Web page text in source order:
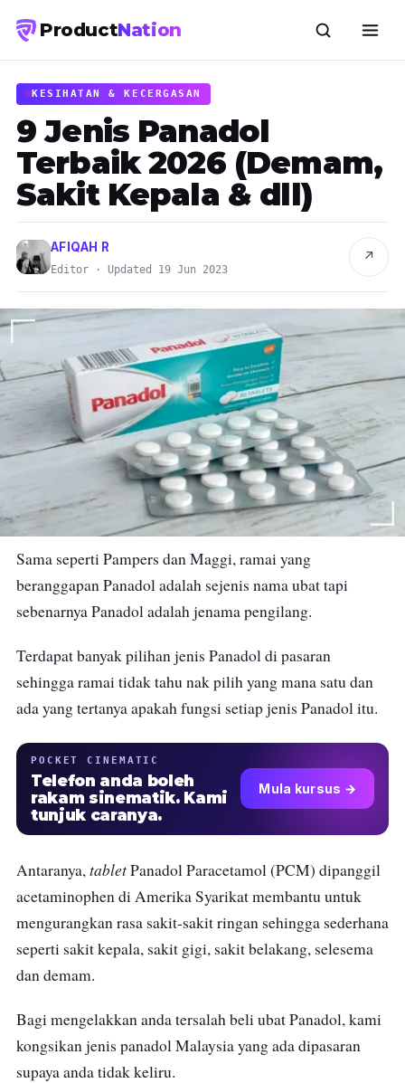
ProductNation
KESIHATAN & KECERGASAN
9 Jenis Panadol
Terbaik 2026 (Demam,
Sakit Kepala & dll)
AFIQAH R
Editor · Updated 19 Jun 2023
↗
Sama seperti Pampers dan Maggi, ramai yang
beranggapan Panadol adalah sejenis nama ubat tapi
sebenarnya Panadol adalah jenama pengilang.
Terdapat banyak pilihan jenis Panadol di pasaran
sehingga ramai tidak tahu nak pilih yang mana satu dan
ada yang tertanya apakah fungsi setiap jenis Panadol itu.
POCKET CINEMATIC
Telefon anda boleh
rakam sinematik. Kami
tunjuk caranya.
Mula kursus →
Antaranya,tabletPanadol Paracetamol(PCM) dipanggil
acetaminophen di Amerika Syarikat membantu untuk
mengurangkan rasa sakit-sakit ringan sehingga sederhana
seperti sakit kepala, sakit gigi, sakit belakang, selesema
dan demam.
Bagi mengelakkan anda tersalah beli ubat Panadol, kami
kongsikan jenis panadol Malaysia yang ada dipasaran
supaya anda tidak keliru.